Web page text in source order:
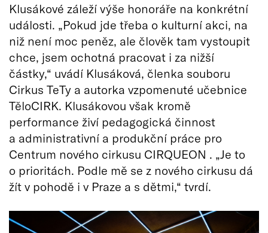
Klusákové záleží výše honoráře na konkrétní
události. „Pokud jde třeba o kulturní akci, na
niž není moc peněz, ale člověk tam vystoupit
chce, jsem ochotná pracovat i za nižší
částky,“ uvádí Klusáková, členka souboru
Cirkus TeTy a autorka vzpomenuté učebnice
TěloCIRK. Klusákovou však kromě
performance živí pedagogická činnost
a administrativní a produkční práce pro
Centrum nového cirkusu CIRQUEON . „Je to
o prioritách. Podle mě se z nového cirkusu dá
žít v pohodě i v Praze a s dětmi,“ tvrdí.